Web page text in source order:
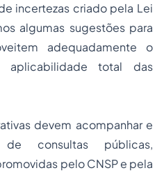
incertezas criado pela Lei
algumas sugestões para
adequadamente o
aplicabilidade total das
devem acompanhar e
de consultas públicas,
pelo CNSP e pela